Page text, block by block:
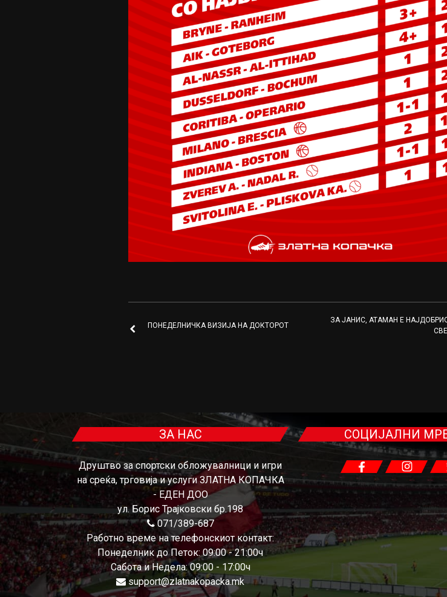
ПОНЕДЕЛНИЧКА ВИЗИЈА НА ДОКТОРОТ
ЗА ЈАНИС, АТАМАН Е
ЗА НАС
Друштво за спортски обложувалници и игри
на среќа, трговија и услуги ЗЛАТНА КОПАЧКА
- ЕДЕН ДОО
ул. Борис Трајковски бр.198
071/389-687
Работно време на телефонскиот контакт:
Понеделник до Петок: 09:00 - 21:00ч
Сабота и Недела: 09:00 - 17:00ч
support@zlatnakopacka.mk
СОЦИЈАЛНИ